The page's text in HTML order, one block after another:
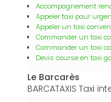
Accompagnement
Appeler taxi pour
Appeler un taxi
Commander un taxi
Commander un taxi
Devis course en taxi
Le Barcarès
BARCATAXIS Taxi